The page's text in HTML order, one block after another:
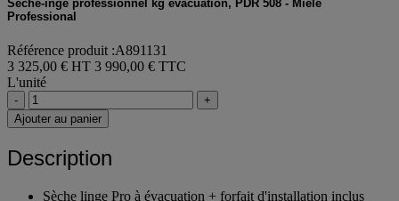
Sèche-inge professionnel kg évacuation, PDR 508 - Miele
Référence produit :A891131
3 325,00 € HT
L'unité
-
Description